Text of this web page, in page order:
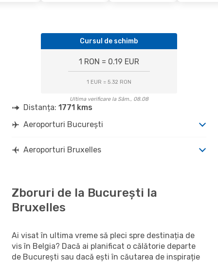
Cursul de schimb
1 RON = 0.19 EUR
1 EUR = 5.32 RON
Ultima verificare la Sâm., 08.08
Distanța: 1771 kms
Aeroporturi București
Aeroporturi Bruxelles
Zboruri de la București la
Bruxelles
Ai visat în ultima vreme să pleci spre destinația de
vis în Belgia? Dacă ai planificat o călătorie departe
de București sau dacă ești în căutarea de inspirație